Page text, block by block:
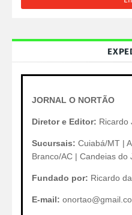
JORNAL O NORTÃO
Diretor e Editor: Ricardo
Sucursais: Cuiabá/MT |
Branco/AC | Candeias do
Fundado por: Ricardo
E-mail: